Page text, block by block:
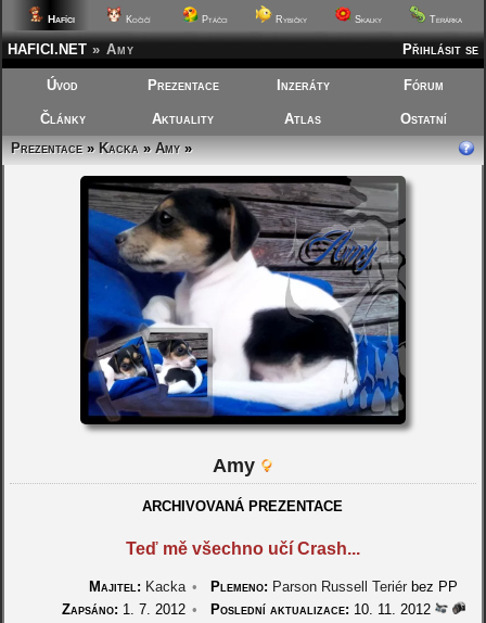
Hafíci Kočičí Ptáčci Rybičky Skalky Terárka
Přihlásit se
HAFICI.NET » Amy
Úvod Prezentace Inzeráty Fórum
Články Aktuality Atlas
Ostatní
Prezentace»Kacka»Amy»
Amy
ARCHIVOVANÁ PREZENTACE
Teď mě všechno učí Crash...
Majitel: Kacka • Plemeno: Parson Russell Teriérbez PP
Zapsáno: 1. 7. 2012 • Poslední aktualizace: 10. 11. 2012